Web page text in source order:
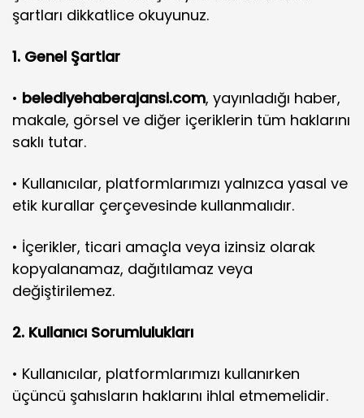
şartları dikkatlice okuyunuz.
1. Genel Şartlar
• belediyehaberajansi.com, yayınladığı haber,
makale, görsel ve diğer içeriklerin tüm haklarını
saklı tutar.
• Kullanıcılar, platformlarımızı yalnızca yasal ve
etik kurallar çerçevesinde kullanmalıdır.
• İçerikler, ticari amaçla veya izinsiz olarak
kopyalanamaz, dağıtılamaz veya
değiştirilemez.
2. Kullanıcı Sorumlulukları
• Kullanıcılar, platformlarımızı kullanırken
üçüncü şahısların haklarını ihlal etmemelidir.